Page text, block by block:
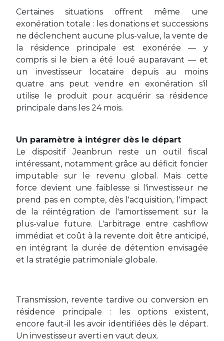
Certaines situations offrent même une
exonération totale : les donations et successions
ne déclenchent aucune plus-value, la vente de
la résidence principale est exonérée — y
compris si le bien a été loué auparavant — et
un investisseur locataire depuis au moins
quatre ans peut vendre en exonération s'il
utilise le produit pour acquérir sa résidence
principale dans les 24 mois.
Un paramètre à intégrer dès le départ
Le dispositif Jeanbrun reste un outil fiscal
intéressant, notamment grâce au déficit foncier
imputable sur le revenu global. Mais cette
force devient une faiblesse si l'investisseur ne
prend pas en compte, dès l'acquisition, l'impact
de la réintégration de l'amortissement sur la
plus-value future. L'arbitrage entre cashflow
immédiat et coût à la revente doit être anticipé,
en intégrant la durée de détention envisagée
et la stratégie patrimoniale globale.
Transmission, revente tardive ou conversion en
résidence principale : les options existent,
encore faut-il les avoir identifiées dès le départ.
Un investisseur averti en vaut deux.